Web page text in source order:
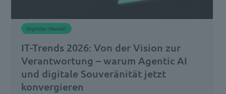
IT-Trends 2026: Von der Vision zur
Verantwortung – warum Agentic AI
und digitale Souveränität jetzt
konvergieren
Digitaler Wandel